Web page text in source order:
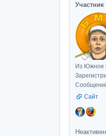
Участник
Из Южное
Сайт
Неактивен